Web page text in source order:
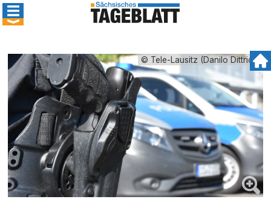
© Tele-Lausitz (Danilo Dittrich)